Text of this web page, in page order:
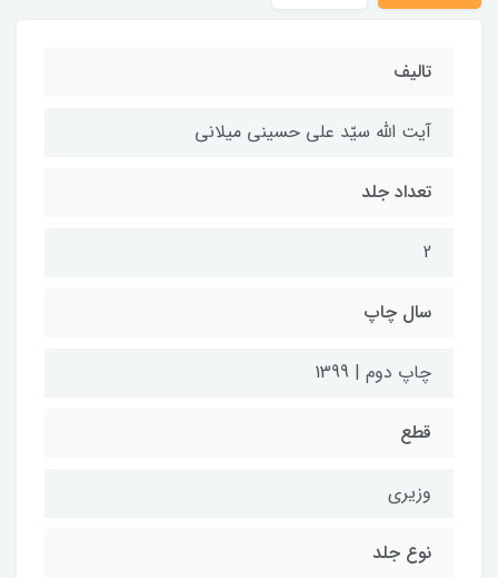
تالیف
آیت الله سیّد علی حسینی میلانی
تعداد جلد
2
سال چاپ
چاپ دوم | 1399
قطع
وزیری
نوع جلد